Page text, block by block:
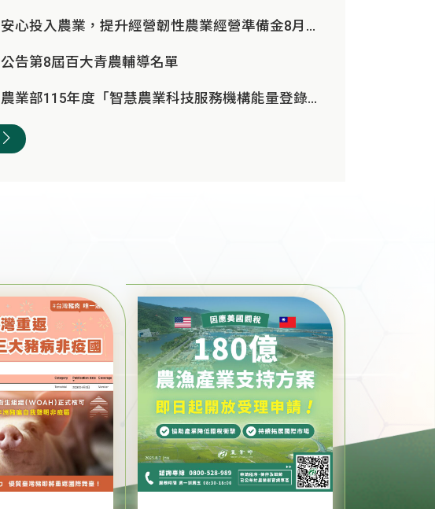
安心投入農業，提升經營韌性農業經營準備金8月17日開放申請
公告第8屆百大青農輔導名單
農業部115年度「智慧農業科技服務機構能量登錄」即日起開放申請，歡迎欲加入智慧農業行列之業者踴躍參與(第1批次4月30日...